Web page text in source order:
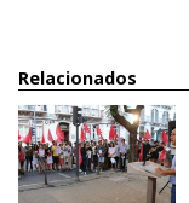
Relacionados